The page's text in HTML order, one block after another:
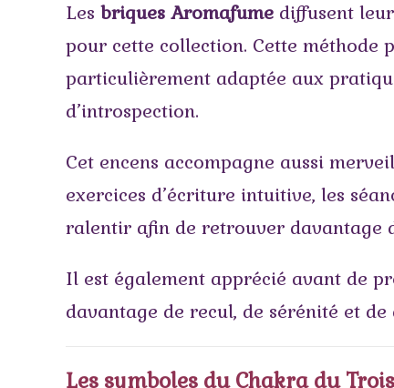
Les briques Aromafume diffusent
pour cette collection. Cette méthode
particulièrement adaptée aux
d’introspection.
Cet encens accompagne aussi
exercices d’écriture intuitive, les
ralentir afin de retrouver davantage
Il est également apprécié avant de
davantage de recul, de sérénité et de
Les symboles du Chakra du